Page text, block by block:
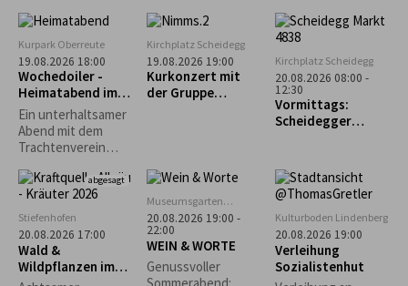
Kurpark Oberreute
19.08.2026 18:00
Wochedoiler -
Heimatabend im
Kurgarten
Ein unterhaltsamer
Abend mit dem
Trachtenverein
Mitwirkung der
Kinder- und
Jugendgruppe,
Aktivengruppe,
Goißler,
Stubenmusik und
Schellengruppe.
Kirchplatz Scheidegg
19.08.2026 19:00
Kurkonzert mit
der Gruppe
Kirchplatz Scheidegg
20.08.2026 08:00 -
12:30
Vormittags:
Scheidegger
abgesagt
Stiefenhofen
20.08.2026 17:00
Wald &
Wildpflanzen im
Jahreslauf
Museumsgarten
Oberreute
20.08.2026 19:00 -
22:00
WEIN & WORTE
Genussvoller
Kulturboden Lindenberg
20.08.2026 19:00
Verleihung
Sozialistenhut